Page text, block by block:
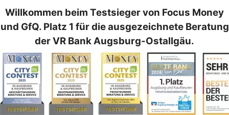
Willkommen beim Testsieger von Focus Money
und GfQ. Platz 1 für die ausgezeichnete Beratung
der VR Bank Augsburg-Ostallgäu.